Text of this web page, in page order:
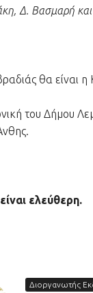
Δ. Βασμαρή και
θα είναι
του Δήμου
ελεύθερη.
Διοργανωτής